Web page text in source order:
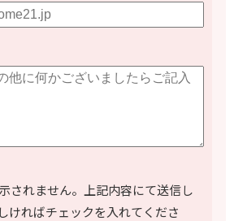
されません。上記内容にて送信し
ければチェックを入れてくださ